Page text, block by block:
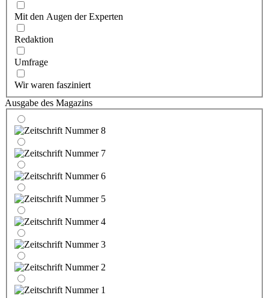
Mit den Augen der Experten
Redaktion
Umfrage
Wir waren fasziniert
Ausgabe des Magazins